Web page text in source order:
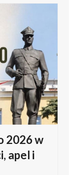
2026 w
apel i